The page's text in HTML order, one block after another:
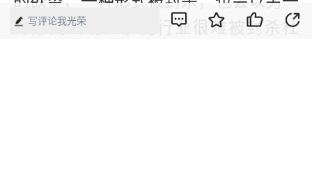
种形式出现。暴利行业很难被封杀杜
写评论我光荣